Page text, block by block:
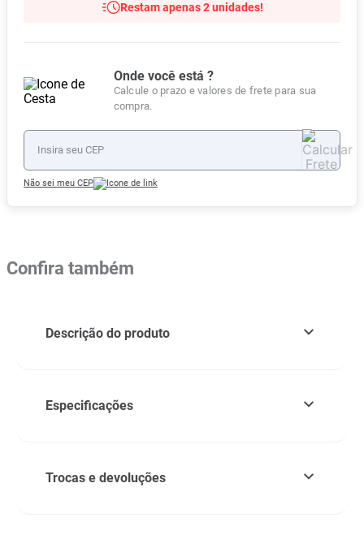
Restam apenas 2 unidades!
Onde você está ?
Calcule o prazo e valores de frete para sua
compra.
Não sei meu CEP
Confira também
Descrição do produto
Especificações
Trocas e devoluções